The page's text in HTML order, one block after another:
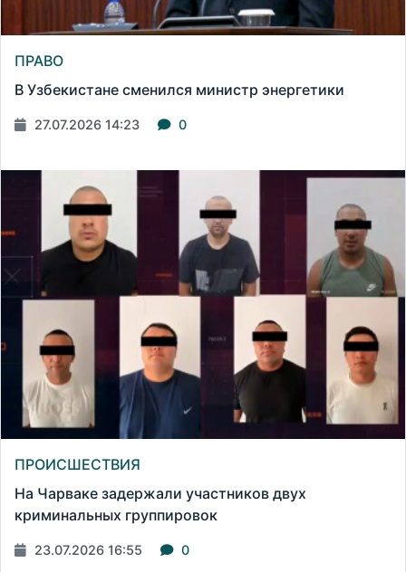
ПРАВО
В Узбекистане сменился министр энергетики
27.07.2026 14:23 0
ПРОИСШЕСТВИЯ
На Чарваке задержали участников двух
криминальных группировок
23.07.2026 16:55 0